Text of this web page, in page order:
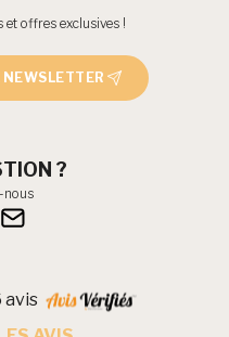
et offres exclusives !
NEWSLETTER
?
nous
avis